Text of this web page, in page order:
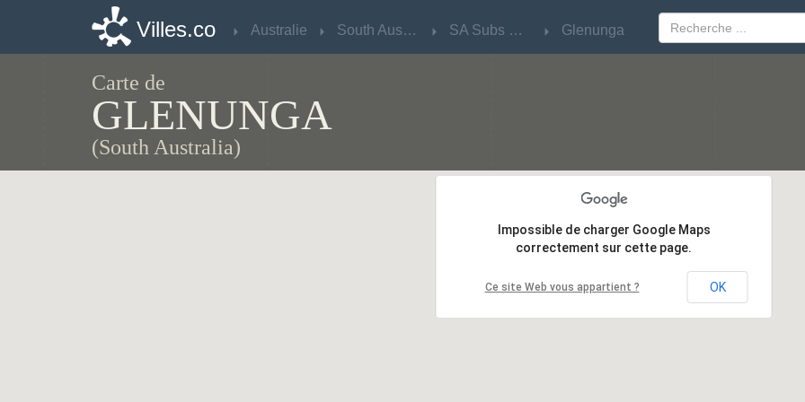
Villes.co Australie South Australia SA Subs Near 1 Glenunga
Carte de
GLENUNGA
(South Australia)
Impossible de charger Google Maps
correctement sur cette page.
Ce site Web vous appartient ? OK
Impossible de charger Google Maps
correctement sur cette page.
Ce site Web vous appartient ? OK
Villes.co Australie South Australia SA Subs Near 1 Glenunga